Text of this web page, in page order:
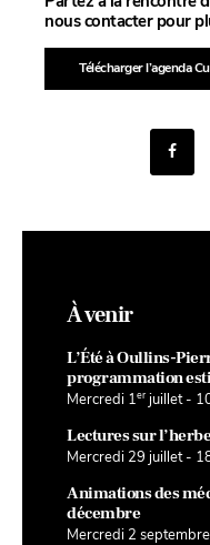
nous contacter pour
Télécharger l’agenda
À venir
L’Été à Oullins-
programmation
Mercredi 1er juillet -
Lectures sur
Mercredi 29 juillet -
Animations des
décembre
Mercredi 2